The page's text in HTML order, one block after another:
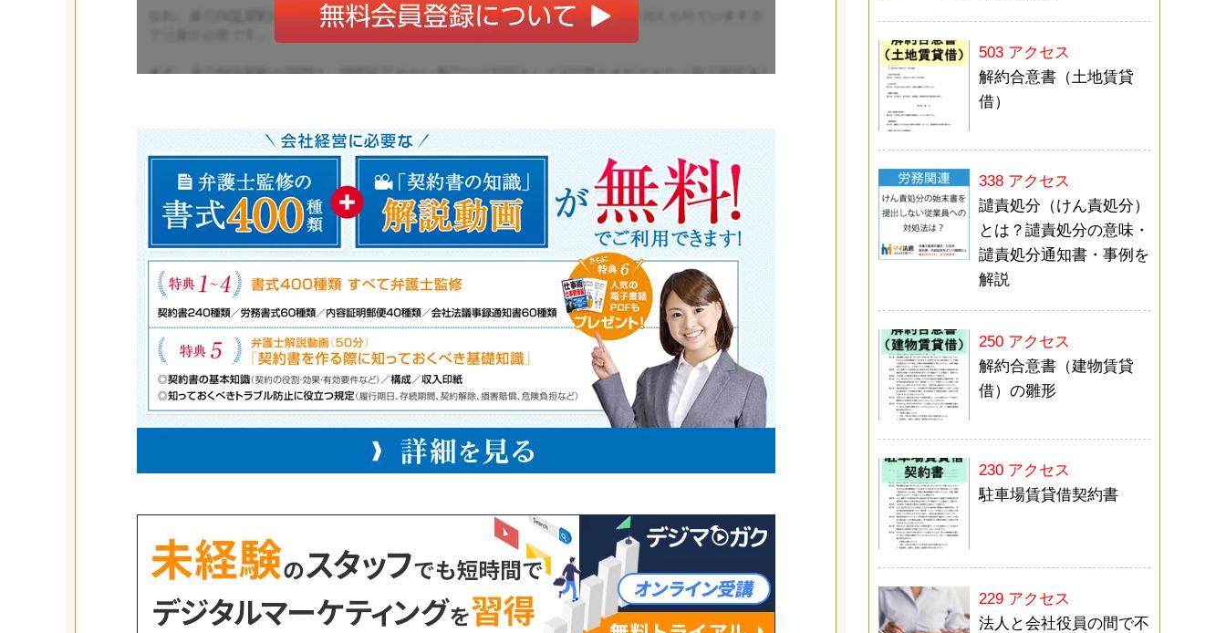
503 アクセス
解約合意書（土地賃貸
借）
338 アクセス
譴責処分（けん責処分）
とは？譴責処分の意味・
譴責処分通知書・事例を
解説
250 アクセス
解約合意書（建物賃貸
借）の雛形
230 アクセス
駐車場賃貸借契約書
229 アクセス
法人と会社役員の間で不